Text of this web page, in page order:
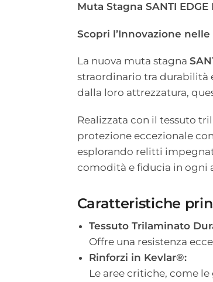
Muta Stagna SANTI EDGE
Scopri l’Innovazione
La nuova muta stagna
straordinario tra durabilità
dalla loro attrezzatura,
Realizzata con il tessuto
protezione eccezionale
esplorando relitti
comodità e fiducia in ogni
Caratteristiche
Tessuto Trilaminato
Offre una resistenza
Rinforzi in Kevlar®:
Le aree critiche, come